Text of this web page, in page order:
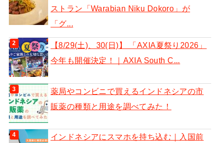
ストラン「Warabian Niku Dokoro」が
「グ...
【8/29(土)、30(日)】 「AXIA夏祭り2026」
今年も開催決定！｜AXIA South C...
薬局やコンビニで買えるインドネシアの市
販薬の種類と用途を調べてみた！
インドネシアにスマホを持ち込む｜入国前